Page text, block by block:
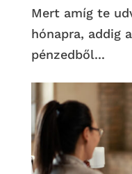
Mert amíg te
hónapra, addig
pénzedből...